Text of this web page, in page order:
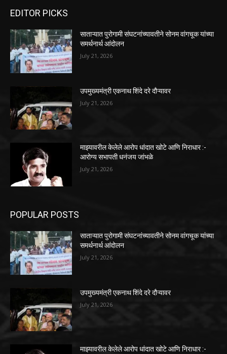
EDITOR PICKS
साताऱ्यात पुरोगामी संघटनांच्यावतीने सोनम वांगचूक यांच्या
समर्थनार्थ आंदोलन
July 21, 2026
उपमुख्यमंत्री एकनाथ शिंदे दरे दौऱ्यावर
July 21, 2026
माझ्यावरील केलेले आरोप धांदात खोटे आणि निराधार :-
आरोग्य सभापती धनंजय जांभळे
July 21, 2026
POPULAR POSTS
साताऱ्यात पुरोगामी संघटनांच्यावतीने सोनम वांगचूक यांच्या
समर्थनार्थ आंदोलन
July 21, 2026
उपमुख्यमंत्री एकनाथ शिंदे दरे दौऱ्यावर
July 21, 2026
माझ्यावरील केलेले आरोप धांदात खोटे आणि निराधार :-